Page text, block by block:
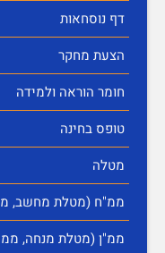
דף נוסחאות
הצעת מחקר
חומר הוראה ולמידה
טופס בחינה
מטלה
ממ"ח (מטלת מחשב,
ממ"ן (מטלת מנחה,